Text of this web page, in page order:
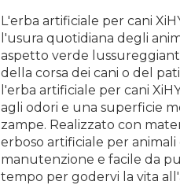
L'erba artificiale per cani
l'usura quotidiana degli
aspetto verde
della corsa dei cani o del
l'erba artificiale per cani
agli odori e una superficie
zampe. Realizzato con
erboso artificiale per
manutenzione e facile da
tempo per godervi la vita